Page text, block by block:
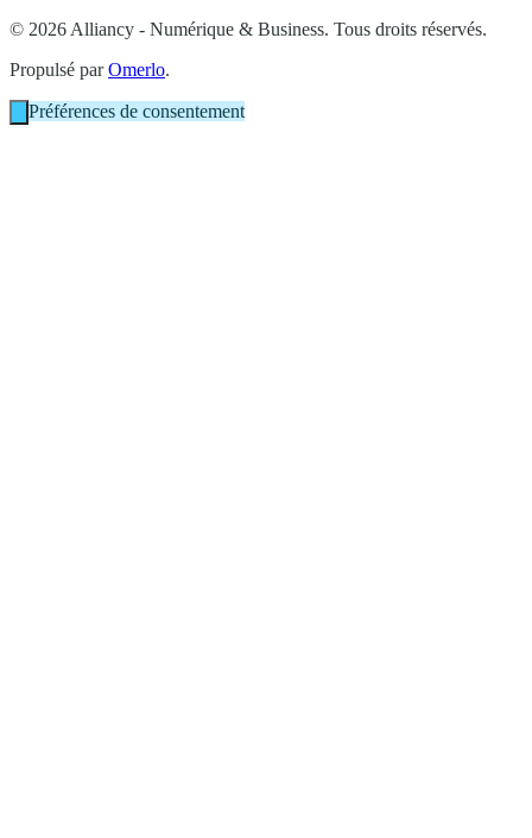
© 2026 Alliancy - Numérique & Business. Tous droits réservés.
Propulsé parOmerlo.
Préférences de consentement